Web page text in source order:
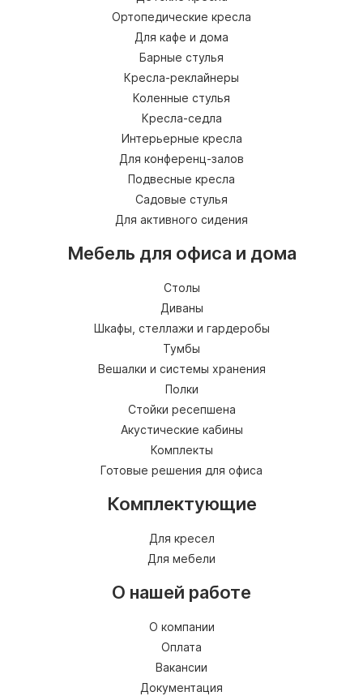
Ортопедические кресла
Для кафе и дома
Барные стулья
Кресла-реклайнеры
Коленные стулья
Кресла-седла
Интерьерные кресла
Для конференц-залов
Подвесные кресла
Садовые стулья
Для активного сидения
Мебель для офиса и дома
Столы
Диваны
Шкафы, стеллажи и гардеробы
Тумбы
Вешалки и системы хранения
Полки
Стойки ресепшена
Акустические кабины
Комплекты
Готовые решения для офиса
Комплектующие
Для кресел
Для мебели
О нашей работе
О компании
Оплата
Вакансии
Документация